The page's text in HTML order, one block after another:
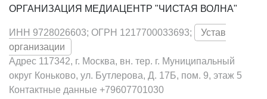
ОРГАНИЗАЦИЯ МЕДИАЦЕНТР "ЧИСТАЯ ВОЛНА"
ИНН 9728026603; ОГРН 1217700033693;
Устав
организации
Адрес 117342, г. Москва, вн. тер. г. Муниципальный
округ Коньково, ул. Бутлерова, Д. 17Б, пом. 9, этаж 5
Контактные данные +79607701030